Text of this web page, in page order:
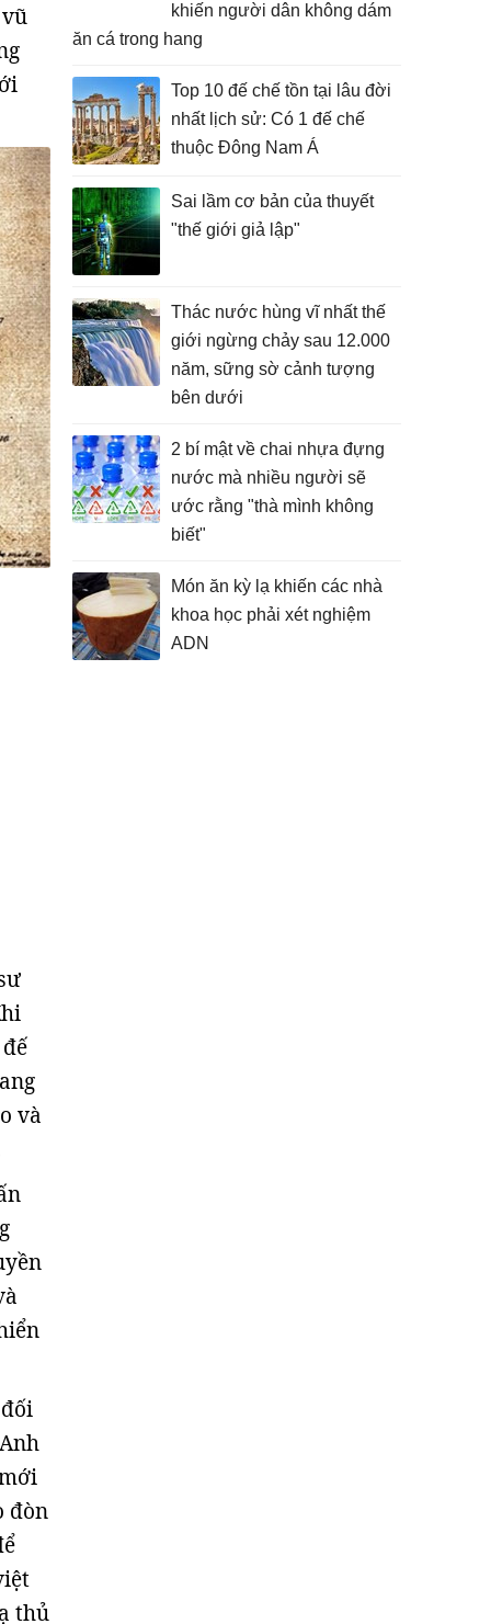
và
đòn
thủ
khiến người dân không dám
ăn cá trong hang
Top 10 đế chế tồn tại lâu đời
nhất lịch sử: Có 1 đế chế
thuộc Đông Nam Á
Sai lầm cơ bản của thuyết
"thế giới giả lập"
Thác nước hùng vĩ nhất thế
giới ngừng chảy sau 12.000
năm, sững sờ cảnh tượng
bên dưới
2 bí mật về chai nhựa đựng
nước mà nhiều người sẽ
ước rằng "thà mình không
biết"
Món ăn kỳ lạ khiến các nhà
khoa học phải xét nghiệm
ADN